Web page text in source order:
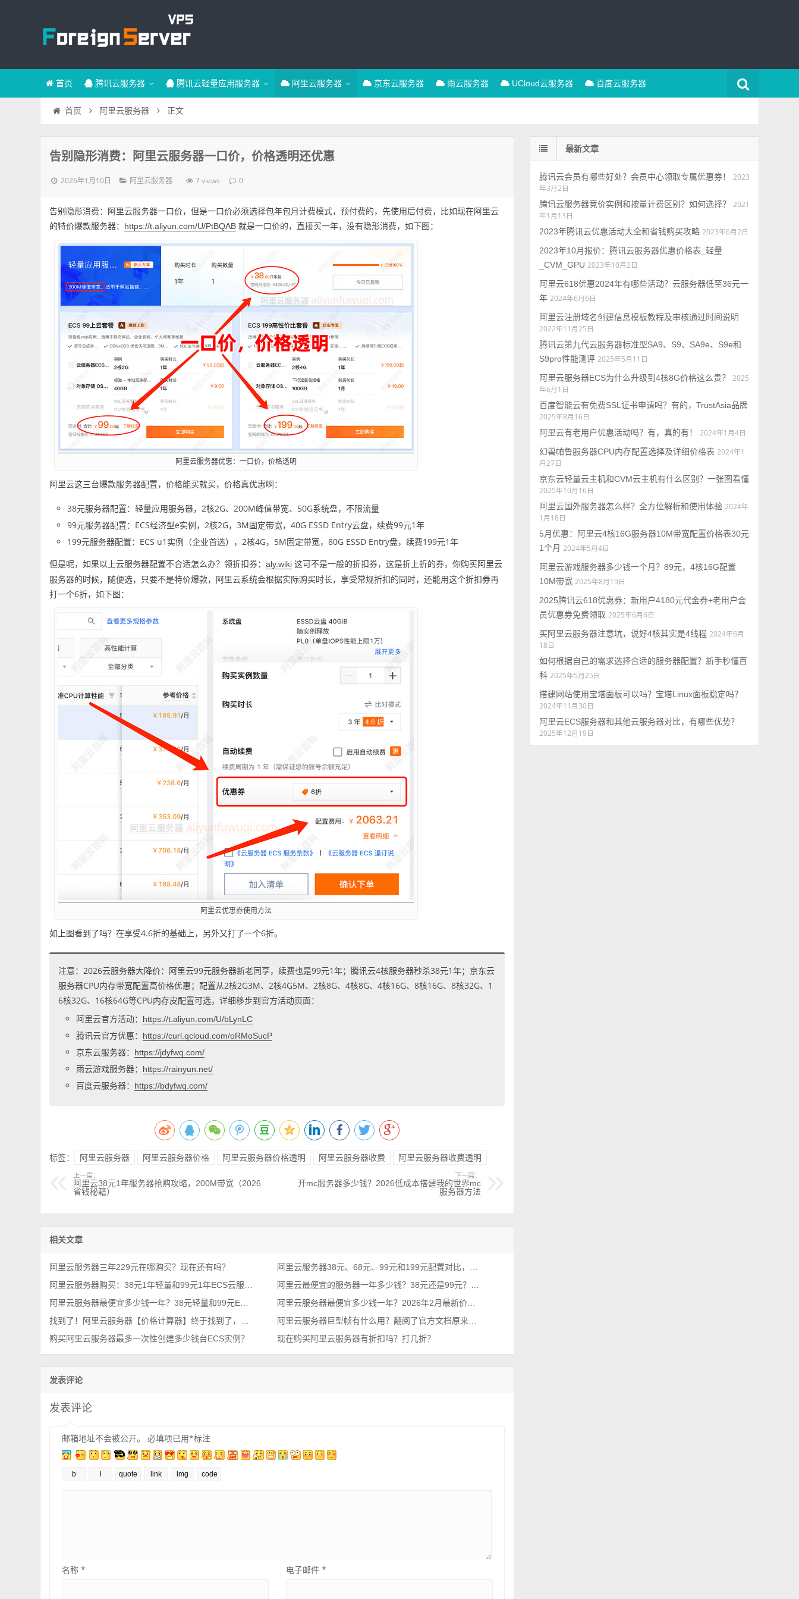
首页 腾讯云服务器 腾讯云轻量应用服务器 阿里云服务器 京东云服务器 雨云服务器 UCloud云服务器 百度云服务器
首页 阿里云服务器 正文
告别隐形消费：阿里云服务器一口价，价格透明还优惠
2026年1月10日 阿里云服务器 7 views 0
告别隐形消费：阿里云服务器一口价，但是一口价必须选择包年包月计费模式，预付费的，先使用后付费，比如现在阿里云
的特价爆款服务器：
https://t.aliyun.com/U/PtBQAB 就是一口价的，直接买一年，没有隐形消费，如下图：
阿里云服务器优惠：一口价，价格透明
阿里云这三台爆款服务器配置，价格能买就买，价格真优惠啊：
38元服务器配置：轻量应用服务器，2核2G、200M峰值带宽、50G系统盘，不限流量
99元服务器配置：ECS经济型e实例，2核2G，3M固定带宽，40G ESSD Entry云盘，续费99元1年
199元服务器配置：ECS u1实例（企业首选），2核4G，5M固定带宽，80G ESSD Entry盘，续费199元1年
但是呢，如果以上云服务器配置不合适怎么办？领折扣券：aly.wiki 这可不是一般的折扣券，这是折上折的券，你购买阿里云
服务器的时候，随便选，只要不是特价爆款，阿里云系统会根据实际购买时长，享受常规折扣的同时，还能用这个折扣券再
打一个6折，如下图：
阿里云优惠券使用方法
如上图看到了吗？在享受4.6折的基础上，另外又打了一个6折。
注意：2026云服务器大降价：阿里云99元服务器新老同享，续费也是99元1年；腾讯云4核服务器秒杀38元1年；京东云
服务器CPU内存带宽配置高价格优惠；配置从2核2G3M、2核4G5M、2核8G、4核8G、4核16G、8核16G、8核32G、1
6核32G、16核64G等CPU内存皮配置可选，详细移步到官方活动页面：
阿里云官方活动：
https://t.aliyun.com/U/bLynLC
腾讯云官方优惠： https://curl.qcloud.com/oRMoSucP
京东云服务器： https://jdyfwq.com/
雨云游戏服务器： https://rainyun.net/
百度云服务器： https://bdyfwq.com/
标签： 阿里云服务器 阿里云服务器价格 阿里云服务器价格透明 阿里云服务器收费 阿里云服务器收费透明
上一篇：
阿里云38元1年服务器抢购攻略，200M带宽（2026
省钱秘籍）
下一篇：
开mc服务器多少钱？2026低成本搭建我的世界mc
服务器方法
相关文章
阿里云服务器三年229元在哪购买？现在还有吗？
阿里云服务器38元、68元、99元和199元配置对比，优惠价格活动政策解读
阿里云服务器购买：38元1年轻量和99元1年ECS云服务器配置对比及选择攻略
阿里云最便宜的服务器一年多少钱？38元还是99元？性价比之王
阿里云服务器最便宜多少钱一年？38元轻量和99元ECS对比，哪台更优惠？
阿里云服务器最便宜多少钱一年？2026年2月最新价格通知
找到了！阿里云服务器【价格计算器】终于找到了，一键计算精准报价
阿里云服务器巨型帧有什么用？翻阅了官方文档原来是这个意思！
购买阿里云服务器最多一次性创建多少钱台ECS实例？
现在购买阿里云服务器有折扣吗？打几折？
发表评论
发表评论
邮箱地址不会被公开。 必填项已用*标注
名称* 电子邮件 *
最新文章
腾讯云会员有哪些好处？会员中心领取专属优惠券！
2023
年3月2日
腾讯云服务器竞价实例和按量计费区别？如何选择？
2021
年1月13日
2023年腾讯云优惠活动大全和省钱购买攻略 2023年6月2日
2023年10月报价：腾讯云服务器优惠价格表_轻量
_CVM_GPU 2023年10月2日
阿里云618优惠2024年有哪些活动？云服务器低至36元一
年 2024年6月6日
阿里云注册域名创建信息模板教程及审核通过时间说明
2022年11月25日
腾讯云第九代云服务器标准型SA9、S9、SA9e、S9e和
S9pro性能测评 2025年5月11日
阿里云服务器ECS为什么升级到4核8G价格这么贵？
2025
年6月1日
百度智能云有免费SSL证书申请吗？有的，TrustAsia品牌
2025年8月16日
阿里云有老用户优惠活动吗？有，真的有！
2024年1月4日
幻兽帕鲁服务器CPU内存配置选择及详细价格表 2024年1
月27日
京东云轻量云主机和CVM云主机有什么区别？一张图看懂
2025年10月16日
阿里云国外服务器怎么样？全方位解析和使用体验 2024年
1月18日
5月优惠：阿里云4核16G服务器10M带宽配置价格表30元
1个月 2024年5月4日
阿里云游戏服务器多少钱一个月？89元，4核16G配置
10M带宽 2025年8月19日
2025腾讯云618优惠券：新用户4180元代金券+老用户会
员优惠券免费领取 2025年6月6日
买阿里云服务器注意坑，说好4核其实是4线程 2024年6月
18日
如何根据自己的需求选择合适的服务器配置？新手秒懂百
科 2025年5月25日
搭建网站使用宝塔面板可以吗？宝塔Linux面板稳定吗？
2024年11月30日
阿里云ECS服务器和其他云服务器对比，有哪些优势？
2025年12月19日